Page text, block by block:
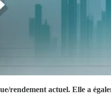
rendement actuel. Elle a